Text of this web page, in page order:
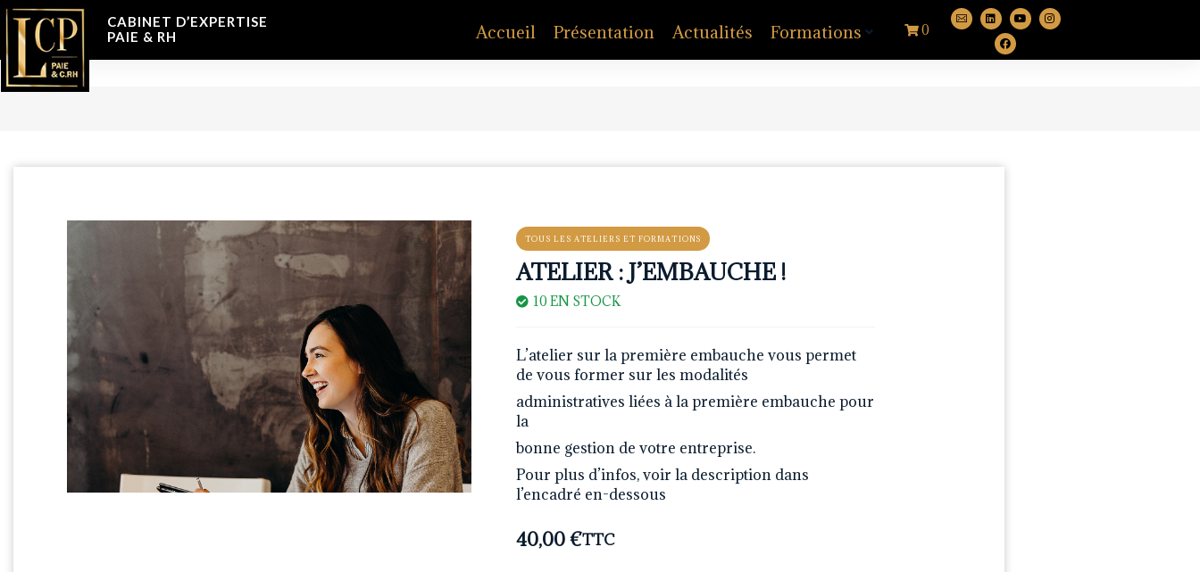
CABINET D’EXPERTISE
PAIE & RH
Accueil Présentation Actualités Formations 0
TOUS LES ATELIERS ET FORMATIONS
ATELIER : J’EMBAUCHE !
10 EN STOCK
L’atelier sur la première embauche vous permet
de vous former sur les modalités
administratives liées à la première embauche pour
la
bonne gestion de votre entreprise.
Pour plus d’infos, voir la description dans
l’encadré en-dessous
40,00€TTC